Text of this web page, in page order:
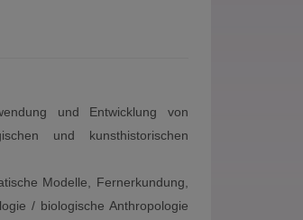
und Entwicklung von
und kunsthistorischen
Modelle, Fernerkundung,
/ biologische Anthropologie